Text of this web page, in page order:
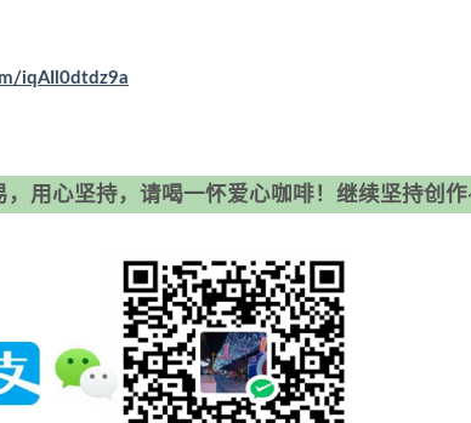
iqAIl0dtdz9a
，用心坚持，请喝一怀爱心咖啡！继续坚持创作